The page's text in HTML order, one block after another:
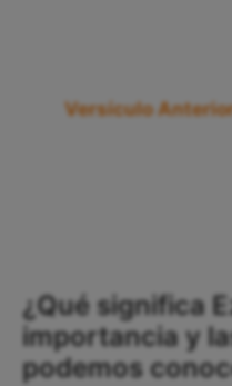
Versículo
¿Qué significa
importancia y
podemos